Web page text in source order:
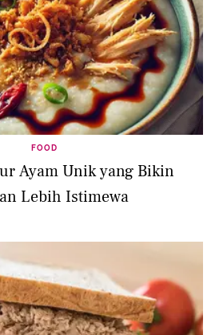
FOOD
Ayam Unik yang Bikin
Lebih Istimewa